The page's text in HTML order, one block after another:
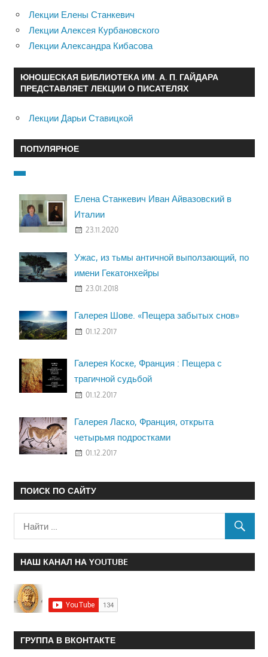
Лекции Елены Станкевич
Лекции Алексея Курбановского
Лекции Александра Кибасова
ЮНОШЕСКАЯ БИБЛИОТЕКА ИМ. А. П. ГАЙДАРА
ПРЕДСТАВЛЯЕТ ЛЕКЦИИ О ПИСАТЕЛЯХ
Лекции Дарьи Ставицкой
ПОПУЛЯРНОЕ
Елена Станкевич Иван Айвазовский в
Италии
23.11.2020
Ужас, из тьмы античной выползающий, по
имени Гекатонхейры
23.01.2018
Галерея Шове. «Пещера забытых снов»
01.12.2017
Галерея Коске, Франция : Пещера с
трагичной судьбой
01.12.2017
Галерея Ласко, Франция, открыта
четырьмя подростками
01.12.2017
ПОИСК ПО САЙТУ
НАШ КАНАЛ НА YOUTUBE
ГРУППА В ВКОНТАКТЕ